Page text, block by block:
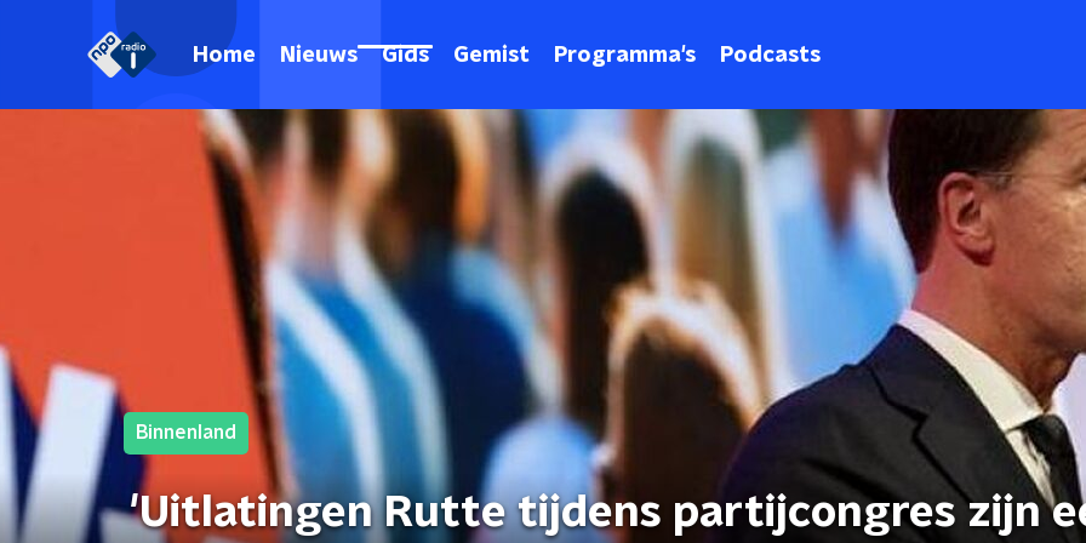
Home Nieuws Gids Gemist Programma's Podcasts
Binnenland
'Uitlatingen Rutte tijdens partijcongres zijn